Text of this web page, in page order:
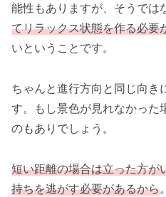
能性もありますが、そうでは
てリラックス状態を作る必要
いということです。
ちゃんと進行方向と同じ向き
す。もし景色が見れなかった
のもありでしょう。
短い距離の場合は立った方が
持ちを逃がす必要があるから。